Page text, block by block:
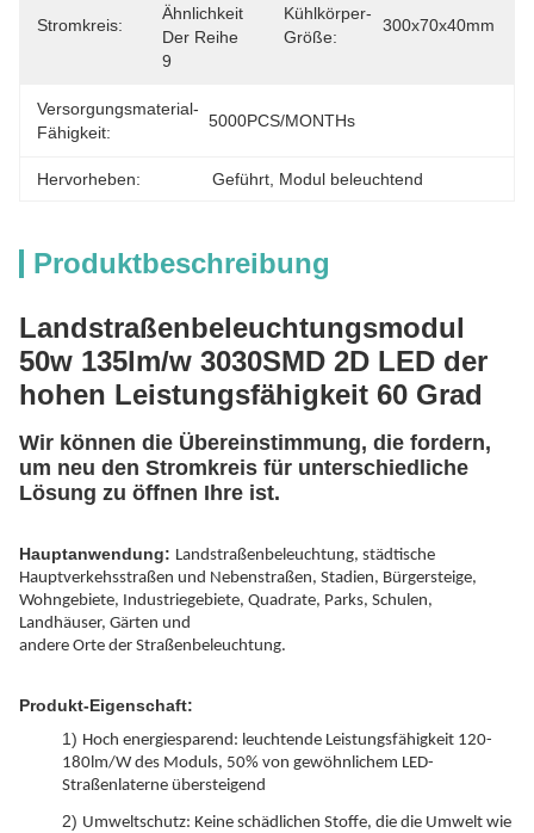
Stromkreis:
Ähnlichkeit
Der Reihe
9
Kühlkörper-
Größe:
300x70x40mm
Versorgungsmaterial-
Fähigkeit:
5000PCS/MONTHs
Hervorheben: Geführt Modul beleuchtend
Produktbeschreibung
Landstraßenbeleuchtungsmodul
50w 135lm/w 3030SMD 2D LED der
hohen Leistungsfähigkeit 60 Grad
Wir können die Übereinstimmung, die fordern,
um neu den Stromkreis für unterschiedliche
Lösung zu öffnen Ihre ist.
Hauptanwendung: Landstraßenbeleuchtung, städtische
Hauptverkehsstraßen und Nebenstraßen, Stadien, Bürgersteige,
Wohngebiete, Industriegebiete, Quadrate, Parks, Schulen,
Landhäuser, Gärten und
andere Orte der Straßenbeleuchtung.
Produkt-Eigenschaft:
1) Hoch energiesparend: leuchtende Leistungsfähigkeit 120-
180lm/W des Moduls, 50% von gewöhnlichem LED-
Straßenlaterne übersteigend
2) Umweltschutz: Keine schädlichen Stoffe, die die Umwelt wie